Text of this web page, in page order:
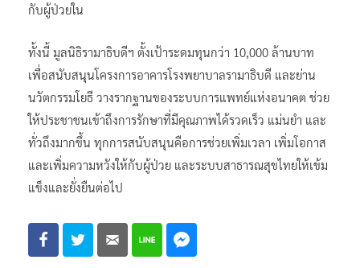
กับผู้ป่วยใน
ทั้งนี้ มูลนิธิรามาธิบดีฯ ตั้งเป้าระดมทุนกว่า 10,000 ล้านบาท
เพื่อสนับสนุนโครงการอาคารโรงพยาบาลรามาธิบดี และย่าน
นวัตกรรมโยธี วางรากฐานของระบบการแพทย์แห่งอนาคต ช่วย
ให้ประชาชนเข้าถึงการรักษาที่มีคุณภาพได้รวดเร็ว แม่นยำ และ
ทั่วถึงมากขึ้น ทุกการสนับสนุนคือการช่วยเพิ่มเวลา เพิ่มโอกาส
และเพิ่มความหวังให้กับผู้ป่วย และระบบสาธารณสุขไทยให้เข้ม
แข็งและยั่งยืนต่อไป